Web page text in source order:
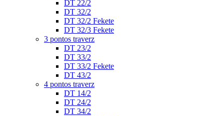
DT 22/2
DT 32/2
DT 32/2 Fekete
DT 32/3 Fekete
3 pontos traverz
DT 23/2
DT 33/2
DT 33/2 Fekete
DT 43/2
4 pontos traverz
DT 14/2
DT 24/2
DT 34/2